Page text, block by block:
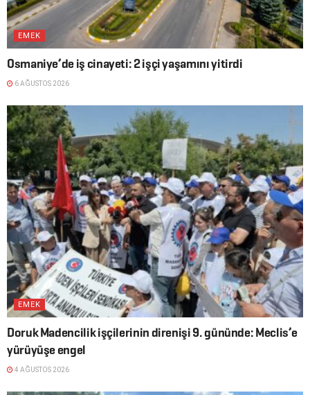
EMEK
Osmaniye’de iş cinayeti: 2 işçi yaşamını yitirdi
6 AĞUSTOS 2026
EMEK
Doruk Madencilik işçilerinin direnişi 9. gününde: Meclis’e
yürüyüşe engel
4 AĞUSTOS 2026